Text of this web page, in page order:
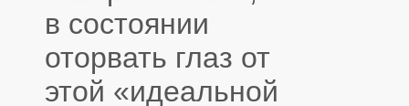
в состоянии
оторвать глаз от
этой «идеальной